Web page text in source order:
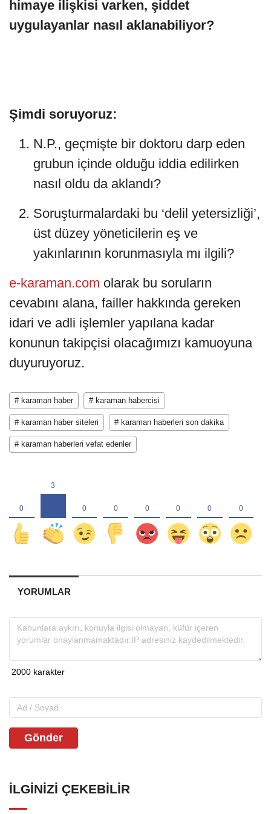
himaye ilişkisi varken, şiddet
uygulayanlar nasıl aklanabiliyor?
Şimdi soruyoruz:
N.P., geçmişte bir doktoru darp eden
grubun içinde olduğu iddia edilirken
nasıl oldu da aklandı?
Soruşturmalardaki bu ‘delil yetersizliği’,
üst düzey yöneticilerin eş ve
yakınlarının korunmasıyla mı ilgili?
e-karaman.com olarak bu soruların
cevabını alana, failler hakkında gereken
idari ve adli işlemler yapılana kadar
konunun takipçisi olacağımızı kamuoyuna
duyuruyoruz.
# karaman haber # karaman habercisi
# karaman haber siteleri # karaman haberleri son dakika
# karaman haberleri vefat edenler
YORUMLAR
Gönder
İLGINIZI ÇEKEBILIR